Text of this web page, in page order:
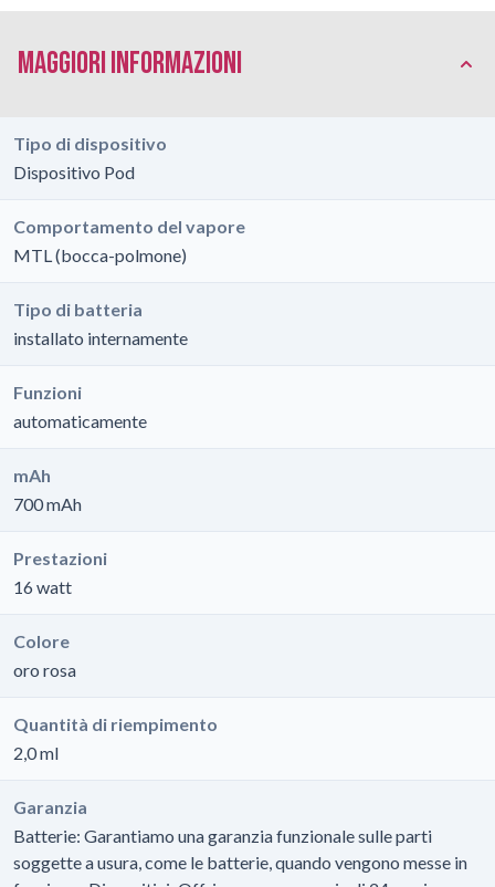
Maggiori Informazioni
Tipo di dispositivo
Dispositivo Pod
Comportamento del vapore
MTL (bocca-polmone)
Tipo di batteria
installato internamente
Funzioni
automaticamente
mAh
700 mAh
Prestazioni
16 watt
Colore
oro rosa
Quantità di riempimento
2,0 ml
Garanzia
Batterie: Garantiamo una garanzia funzionale sulle parti
soggette a usura, come le batterie, quando vengono messe in